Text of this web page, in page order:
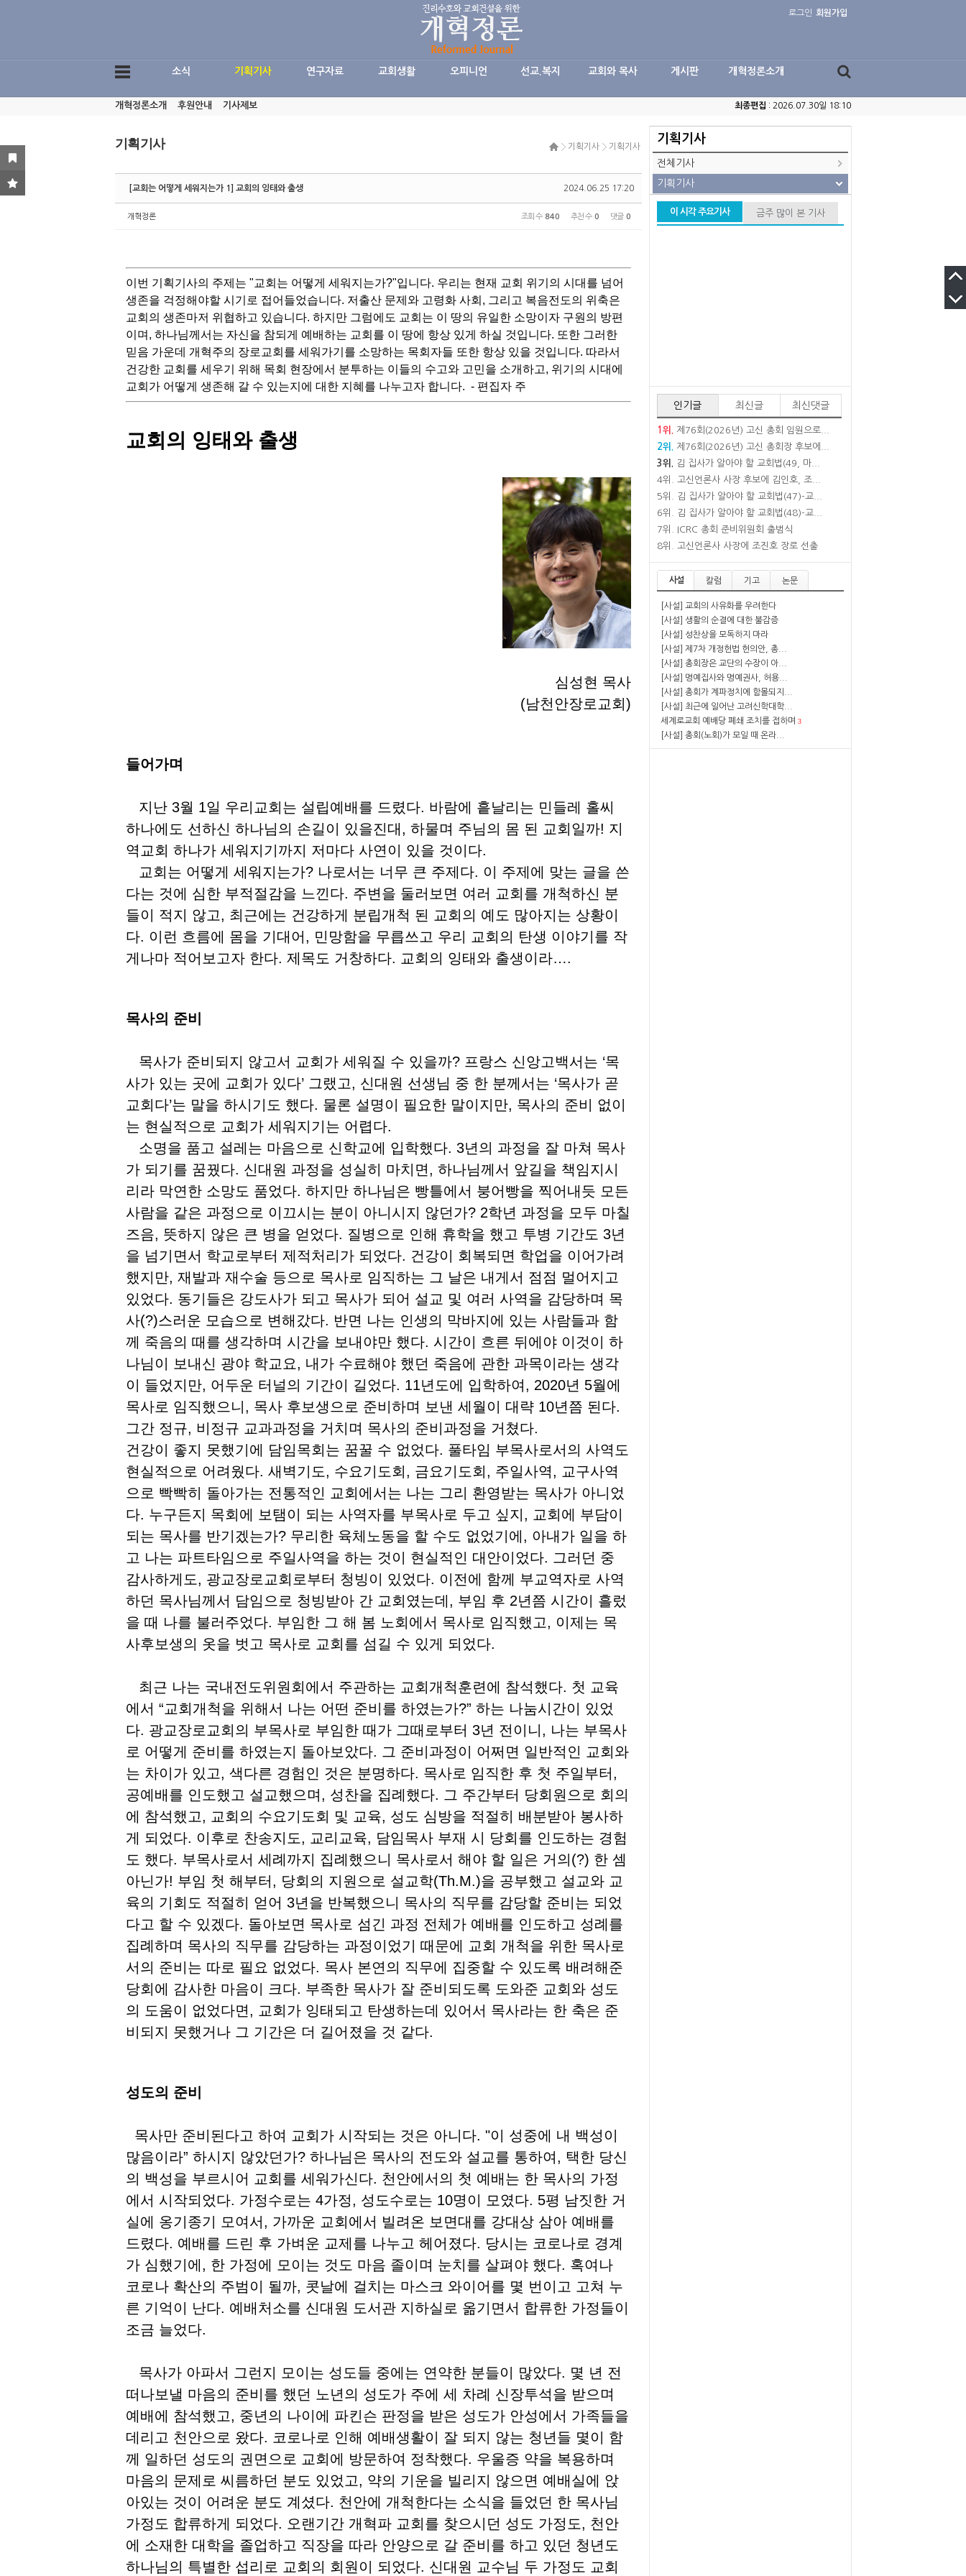
로그인 회원가입
소식 기획기사 연구자료 교회생활 오피니언 선교.복지 교회와 목사 게시판 개혁정론소개
개혁정론소개 후원안내 기사제보 최종편집 : 2026.07.30일 18:10
기획기사 기획기사 기획기사
2024.06.25 17:20
[교회는 어떻게 세워지는가 1] 교회의 잉태와 출생
개혁정론 조회 수 840 추천 수 0 댓글 0
이번 기획기사의 주제는 "교회는 어떻게 세워지는가?"입니다. 우리는 현재 교회 위기의 시대를 넘어
생존을 걱정해야할 시기로 접어들었습니다. 저출산 문제와 고령화 사회, 그리고 복음전도의 위축은
교회의 생존마저 위협하고 있습니다. 하지만 그럼에도 교회는 이 땅의 유일한 소망이자 구원의 방편
이며, 하나님께서는 자신을 참되게 예배하는 교회를 이 땅에 항상 있게 하실 것입니다. 또한 그러한
믿음 가운데 개혁주의 장로교회를 세워가기를 소망하는 목회자들 또한 항상 있을 것입니다. 따라서
건강한 교회를 세우기 위해 목회 현장에서 분투하는 이들의 수고와 고민을 소개하고, 위기의 시대에
교회가 어떻게 생존해 갈 수 있는지에 대한 지혜를 나누고자 합니다. - 편집자 주
교회의 잉태와 출생
심성현 목사
(남천안장로교회)
들어가며
지난 3월 1일 우리교회는 설립예배를 드렸다. 바람에 흩날리는 민들레 홀씨
하나에도 선하신 하나님의 손길이 있을진대, 하물며 주님의 몸 된 교회일까! 지
역교회 하나가 세워지기까지 저마다 사연이 있을 것이다.
교회는 어떻게 세워지는가? 나로서는 너무 큰 주제다. 이 주제에 맞는 글을 쓴
다는 것에 심한 부적절감을 느낀다. 주변을 둘러보면 여러 교회를 개척하신 분
들이 적지 않고, 최근에는 건강하게 분립개척 된 교회의 예도 많아지는 상황이
다. 이런 흐름에 몸을 기대어, 민망함을 무릅쓰고 우리 교회의 탄생 이야기를 작
게나마 적어보고자 한다. 제목도 거창하다. 교회의 잉태와 출생이라….
목사의 준비
목사가 준비되지 않고서 교회가 세워질 수 있을까? 프랑스 신앙고백서는 ‘목
사가 있는 곳에 교회가 있다’ 그랬고, 신대원 선생님 중 한 분께서는 ‘목사가 곧
교회다’는 말을 하시기도 했다. 물론 설명이 필요한 말이지만, 목사의 준비 없이
는 현실적으로 교회가 세워지기는 어렵다.
소명을 품고 설레는 마음으로 신학교에 입학했다. 3년의 과정을 잘 마쳐 목사
가 되기를 꿈꿨다. 신대원 과정을 성실히 마치면, 하나님께서 앞길을 책임지시
리라 막연한 소망도 품었다. 하지만 하나님은 빵틀에서 붕어빵을 찍어내듯 모든
사람을 같은 과정으로 이끄시는 분이 아니시지 않던가? 2학년 과정을 모두 마칠
즈음, 뜻하지 않은 큰 병을 얻었다. 질병으로 인해 휴학을 했고 투병 기간도 3년
을 넘기면서 학교로부터 제적처리가 되었다. 건강이 회복되면 학업을 이어가려
했지만, 재발과 재수술 등으로 목사로 임직하는 그 날은 내게서 점점 멀어지고
있었다. 동기들은 강도사가 되고 목사가 되어 설교 및 여러 사역을 감당하며 목
사(?)스러운 모습으로 변해갔다. 반면 나는 인생의 막바지에 있는 사람들과 함
께 죽음의 때를 생각하며 시간을 보내야만 했다. 시간이 흐른 뒤에야 이것이 하
나님이 보내신 광야 학교요, 내가 수료해야 했던 죽음에 관한 과목이라는 생각
이 들었지만, 어두운 터널의 기간이 길었다. 11년도에 입학하여, 2020년 5월에
목사로 임직했으니, 목사 후보생으로 준비하며 보낸 세월이 대략 10년쯤 된다.
그간 정규, 비정규 교과과정을 거치며 목사의 준비과정을 거쳤다.
건강이 좋지 못했기에 담임목회는 꿈꿀 수 없었다. 풀타임 부목사로서의 사역도
현실적으로 어려웠다. 새벽기도, 수요기도회, 금요기도회, 주일사역, 교구사역
으로 빡빡히 돌아가는 전통적인 교회에서는 나는 그리 환영받는 목사가 아니었
다. 누구든지 목회에 보탬이 되는 사역자를 부목사로 두고 싶지, 교회에 부담이
되는 목사를 반기겠는가? 무리한 육체노동을 할 수도 없었기에, 아내가 일을 하
고 나는 파트타임으로 주일사역을 하는 것이 현실적인 대안이었다. 그러던 중
감사하게도, 광교장로교회로부터 청빙이 있었다. 이전에 함께 부교역자로 사역
하던 목사님께서 담임으로 청빙받아 간 교회였는데, 부임 후 2년쯤 시간이 흘렀
을 때 나를 불러주었다. 부임한 그 해 봄 노회에서 목사로 임직했고, 이제는 목
사후보생의 옷을 벗고 목사로 교회를 섬길 수 있게 되었다.
최근 나는 국내전도위원회에서 주관하는 교회개척훈련에 참석했다. 첫 교육
에서 “교회개척을 위해서 나는 어떤 준비를 하였는가?” 하는 나눔시간이 있었
다. 광교장로교회의 부목사로 부임한 때가 그때로부터 3년 전이니, 나는 부목사
로 어떻게 준비를 하였는지 돌아보았다. 그 준비과정이 어쩌면 일반적인 교회와
는 차이가 있고, 색다른 경험인 것은 분명하다. 목사로 임직한 후 첫 주일부터,
공예배를 인도했고 설교했으며, 성찬을 집례했다. 그 주간부터 당회원으로 회의
에 참석했고, 교회의 수요기도회 및 교육, 성도 심방을 적절히 배분받아 봉사하
게 되었다. 이후로 찬송지도, 교리교육, 담임목사 부재 시 당회를 인도하는 경험
도 했다. 부목사로서 세례까지 집례했으니 목사로서 해야 할 일은 거의(?) 한 셈
아닌가! 부임 첫 해부터, 당회의 지원으로 설교학(Th.M.)을 공부했고 설교와 교
육의 기회도 적절히 얻어 3년을 반복했으니 목사의 직무를 감당할 준비는 되었
다고 할 수 있겠다. 돌아보면 목사로 섬긴 과정 전체가 예배를 인도하고 성례를
집례하며 목사의 직무를 감당하는 과정이었기 때문에 교회 개척을 위한 목사로
서의 준비는 따로 필요 없었다. 목사 본연의 직무에 집중할 수 있도록 배려해준
당회에 감사한 마음이 크다. 부족한 목사가 잘 준비되도록 도와준 교회와 성도
의 도움이 없었다면, 교회가 잉태되고 탄생하는데 있어서 목사라는 한 축은 준
비되지 못했거나 그 기간은 더 길어졌을 것 같다.
성도의 준비
목사만 준비된다고 하여 교회가 시작되는 것은 아니다. "이 성중에 내 백성이
많음이라” 하시지 않았던가? 하나님은 목사의 전도와 설교를 통하여, 택한 당신
의 백성을 부르시어 교회를 세워가신다. 천안에서의 첫 예배는 한 목사의 가정
에서 시작되었다. 가정수로는 4가정, 성도수로는 10명이 모였다. 5평 남짓한 거
실에 옹기종기 모여서, 가까운 교회에서 빌려온 보면대를 강대상 삼아 예배를
드렸다. 예배를 드린 후 가벼운 교제를 나누고 헤어졌다. 당시는 코로나로 경계
가 심했기에, 한 가정에 모이는 것도 마음 졸이며 눈치를 살펴야 했다. 혹여나
코로나 확산의 주범이 될까, 콧날에 걸치는 마스크 와이어를 몇 번이고 고쳐 누
른 기억이 난다. 예배처소를 신대원 도서관 지하실로 옮기면서 합류한 가정들이
조금 늘었다.
목사가 아파서 그런지 모이는 성도들 중에는 연약한 분들이 많았다. 몇 년 전
떠나보낼 마음의 준비를 했던 노년의 성도가 주에 세 차례 신장투석을 받으며
예배에 참석했고, 중년의 나이에 파킨슨 판정을 받은 성도가 안성에서 가족들을
데리고 천안으로 왔다. 코로나로 인해 예배생활이 잘 되지 않는 청년들 몇이 함
께 일하던 성도의 권면으로 교회에 방문하여 정착했다. 우울증 약을 복용하며
마음의 문제로 씨름하던 분도 있었고, 약의 기운을 빌리지 않으면 예배실에 앉
아있는 것이 어려운 분도 계셨다. 천안에 개척한다는 소식을 들었던 한 목사님
가정도 합류하게 되었다. 오랜기간 개혁파 교회를 찾으시던 성도 가정도, 천안
에 소재한 대학을 졸업하고 직장을 따라 안양으로 갈 준비를 하고 있던 청년도
하나님의 특별한 섭리로 교회의 회원이 되었다. 신대원 교수님 두 가정도 교회
기획기사
전체기사
기획기사
이 시각 주요기사 금주 많이 본 기사
인기글 최신글 최신댓글
1위.
제76회(2026년) 고신 총회 임원으로...
2위.
제76회(2026년) 고신 총회장 후보에...
3위.
김 집사가 알아야 할 교회법(49, 마...
4위.
고신언론사 사장 후보에 김인호, 조...
5위.
김 집사가 알아야 할 교회법(47)-교...
6위.
김 집사가 알아야 할 교회법(48)-교...
7위.
ICRC 총회 준비위원회 출범식
8위.
고신언론사 사장에 조진호 장로 선출
사설 칼럼 기고 논문
[사설] 교회의 사유화를 우려한다
[사설] 생활의 순결에 대한 불감증
[사설] 성찬상을 모독하지 마라
[사설] 제7차 개정헌법 헌의안, 총...
[사설] 총회장은 교단의 수장이 아...
[사설] 명예집사와 명예권사, 허용...
[사설] 총회가 계파정치에 함몰되지...
[사설] 최근에 일어난 고려신학대학...
세계로교회 예배당 폐쇄 조치를 접하며 3
[사설] 총회(노회)가 모일 때 온라...
Sketchbook5, 스케치북5
Sketchbook5, 스케치북5